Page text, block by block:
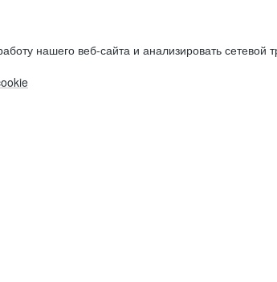
нашего веб-сайта и анализировать сетевой